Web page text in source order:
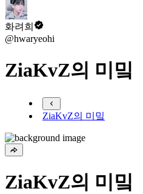
화려희
@hwaryeohi
ZiaKvZ의 미밐
ZiaKvZ의 미밐
ZiaKvZ의 미밐